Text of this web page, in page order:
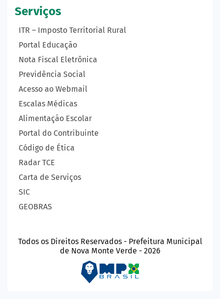
Serviços
ITR – Imposto Territorial Rural
Portal Educação
Nota Fiscal Eletrônica
Previdência Social
Acesso ao Webmail
Escalas Médicas
Alimentação Escolar
Portal do Contribuinte
Código de Ética
Radar TCE
Carta de Serviços
SIC
GEOBRAS
Todos os Direitos Reservados - Prefeitura Municipal
de Nova Monte Verde - 2026